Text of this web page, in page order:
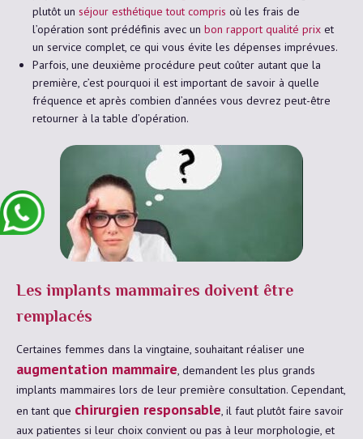
plutôt un séjour esthétique tout compris où les frais de
l’opération sont prédéfinis avec un bon rapport qualité prix et
un service complet, ce qui vous évite les dépenses imprévues.
Parfois, une deuxième procédure peut coûter autant que la
première, c’est pourquoi il est important de savoir à quelle
fréquence et après combien d’années vous devrez peut-être
retourner à la table d’opération.
Les implants mammaires doivent être
remplacés
Certaines femmes dans la vingtaine, souhaitant réaliser une
augmentation mammaire, demandent les plus grands
implants mammaires lors de leur première consultation. Cependant,
en tant que chirurgien responsable, il faut plutôt faire savoir
aux patientes si leur choix convient ou pas à leur morphologie, et